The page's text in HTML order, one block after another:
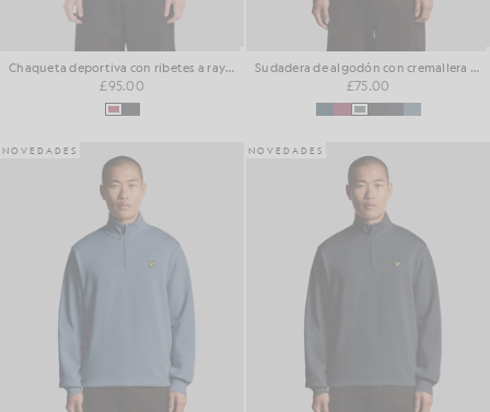
Chaqueta deportiva con ribetes a rayas
£95.00
Sudadera de algodón con cremallera de 1/4 para el día a día
£75.00
NOVEDADES NOVEDADES